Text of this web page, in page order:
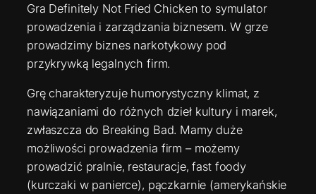
Gra Definitely Not Fried Chicken to symulator
prowadzenia i zarządzania biznesem. W grze
prowadzimy biznes narkotykowy pod
przykrywką legalnych firm.
Grę charakteryzuje humorystyczny klimat, z
nawiązaniami do różnych dzieł kultury i marek,
zwłaszcza do Breaking Bad. Mamy duże
możliwości prowadzenia firm – możemy
prowadzić pralnie, restauracje, fast foody
(kurczaki w panierce), pączkarnie (amerykańskie